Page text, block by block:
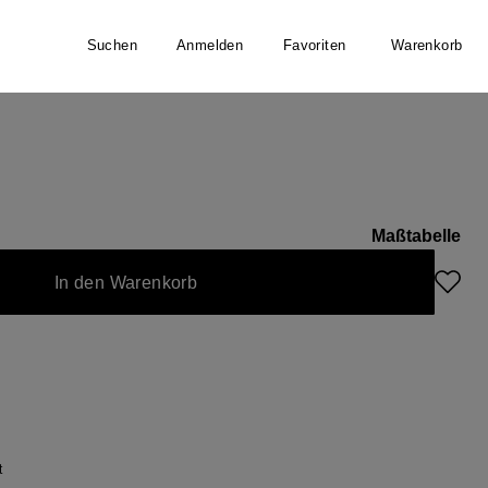
Suchen Anmelden Favoriten Warenkorb
Maßtabelle
In den Warenkorb